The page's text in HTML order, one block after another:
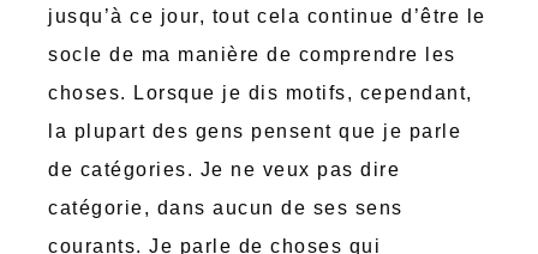
jusqu’à ce jour, tout cela continue d’être le
socle de ma manière de comprendre les
choses. Lorsque je dis motifs, cependant,
la plupart des gens pensent que je parle
de catégories. Je ne veux pas dire
catégorie, dans aucun de ses sens
courants. Je parle de choses qui